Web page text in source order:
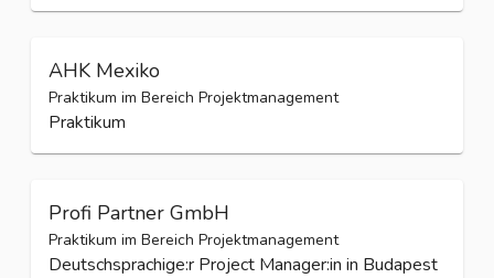
AHK Mexiko
Praktikum im Bereich Projektmanagement
Praktikum
Profi Partner GmbH
Praktikum im Bereich Projektmanagement
Deutschsprachige:r Project Manager:in in Budapest